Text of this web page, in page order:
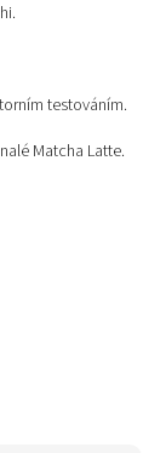
testováním.
Matcha Latte.